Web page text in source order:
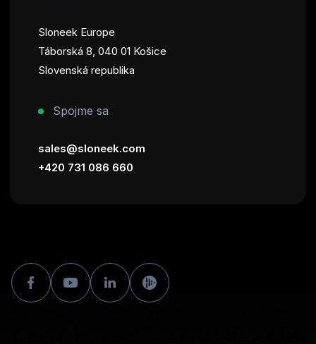
Sloneek Europe
Táborská 8, 040 01 Košice
Slovenská republika
Spojme sa
sales@sloneek.com
+420 731 086 660